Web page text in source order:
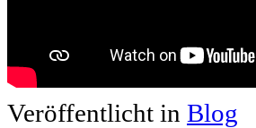
Veröffentlicht in Blog